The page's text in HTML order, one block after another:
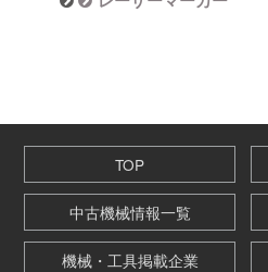
TOP
中古機械情報一覧
機械・工具掲載企業